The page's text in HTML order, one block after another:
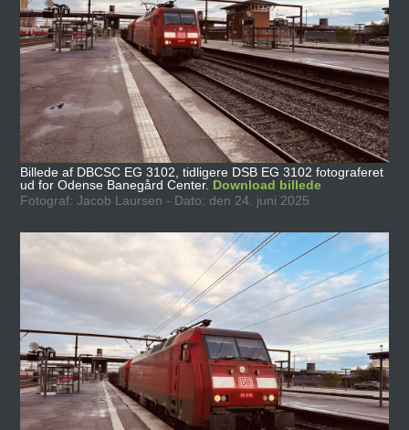
Billede af DBCSC EG 3102, tidligere DSB EG 3102 fotograferet
ud for Odense Banegård Center. Download billede
Fotograf: Jacob Laursen - Dato: den 24. juni 2025